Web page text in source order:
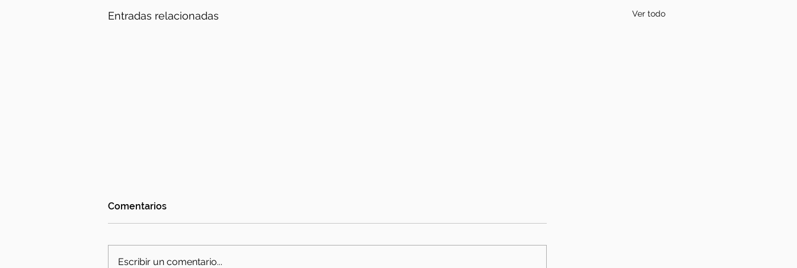
Entradas relacionadas Ver todo
Comentarios
Escribir un comentario...